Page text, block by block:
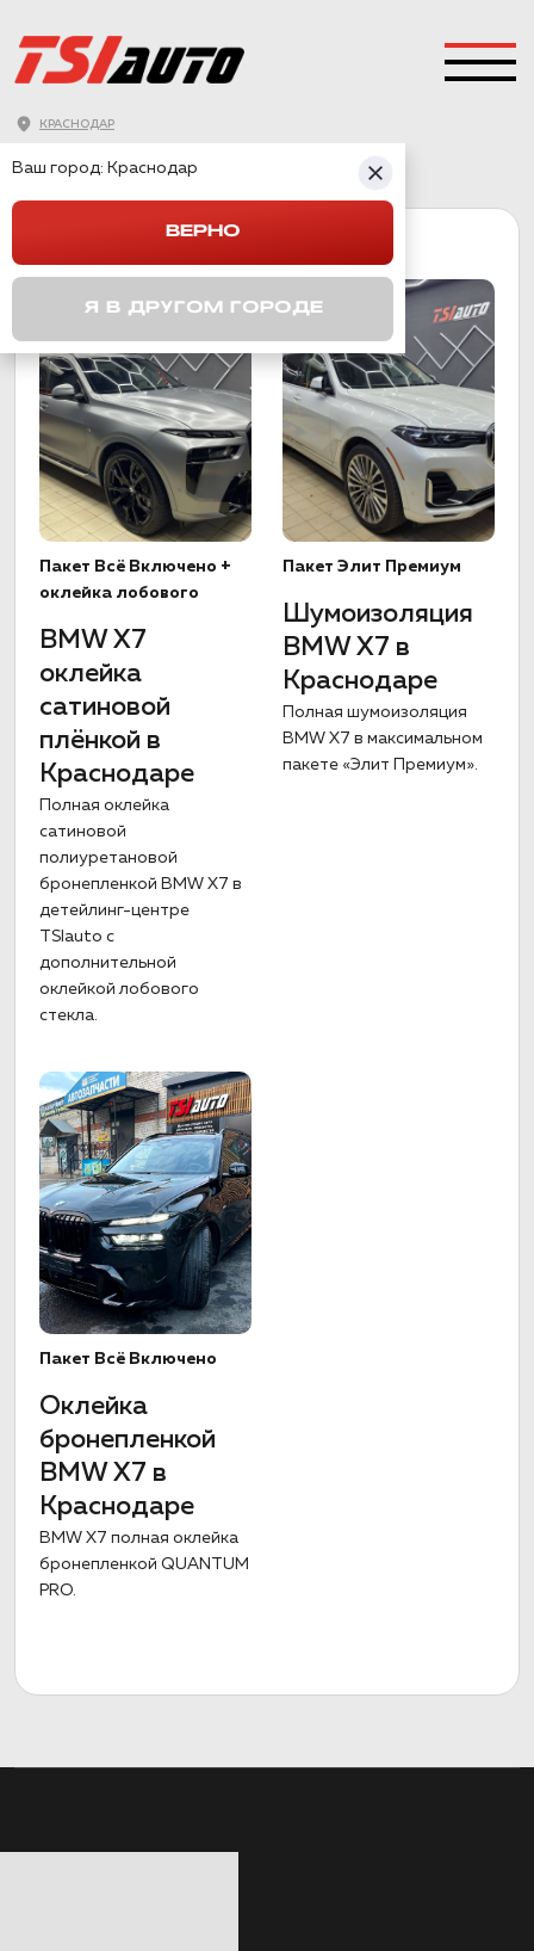
КРАСНОДАР
Пакет Всё Включено +
оклейка лобового
BMW X7
оклейка
сатиновой
плёнкой в
Краснодаре
Полная оклейка
сатиновой
полиуретановой
бронепленкой BMW X7 в
детейлинг-центре
TSIauto с
дополнительной
оклейкой лобового
стекла.
Пакет Элит Премиум
Шумоизоляция
BMW X7 в
Краснодаре
Полная шумоизоляция
BMW X7 в максимальном
пакете «Элит Премиум».
Пакет Всё Включено
Оклейка
бронепленкой
BMW X7 в
Краснодаре
BMW X7 полная оклейка
бронепленкой QUANTUM
PRO.
Ваш город: Краснодар
ВЕРНО
Я В ДРУГОМ ГОРОДЕ